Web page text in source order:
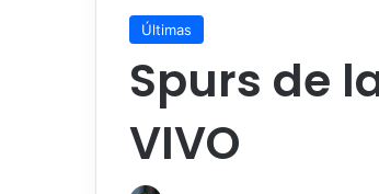
Últimas
Spurs de
VIVO